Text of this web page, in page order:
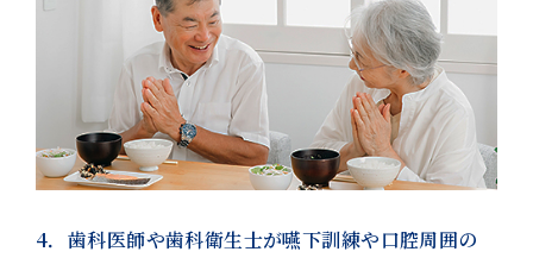
4．歯科医師や歯科衛生士が嚥下訓練や口腔周囲の